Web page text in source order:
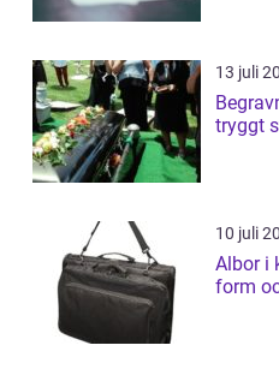
13 juli
tryggt
10 juli
Albor i
form